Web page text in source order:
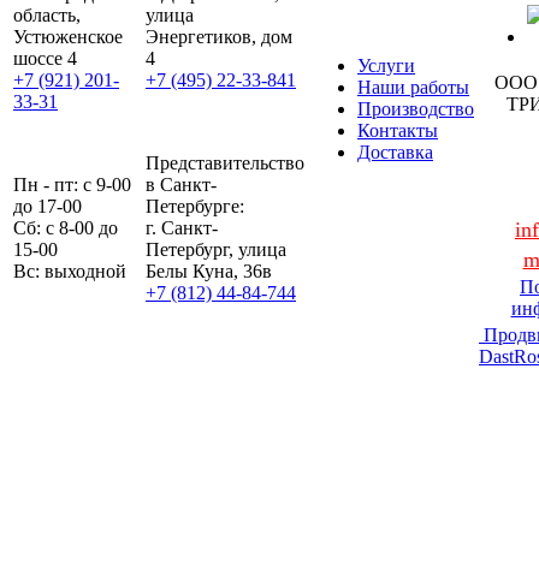
область,
Устюженское
шоссе 4
+7 (921) 201-
33-31
улица
Энергетиков, дом
4
+7 (495) 22-33-841
Услуги
Наши работы
Производство
Контакты
Доставка
ООО
Пн - пт: с 9-00
до 17-00
Сб: с 8-00 до
15-00
Вс: выходной
Представительство
в Санкт-
Петербурге:
г. Санкт-
Петербург, улица
Белы Куна, 36в
+7 (812) 44-84-744